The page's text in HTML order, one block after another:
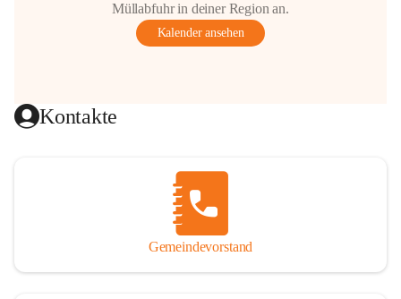
Müllabfuhr in deiner Region an.
Kalender ansehen
Kontakte
Gemeindevorstand